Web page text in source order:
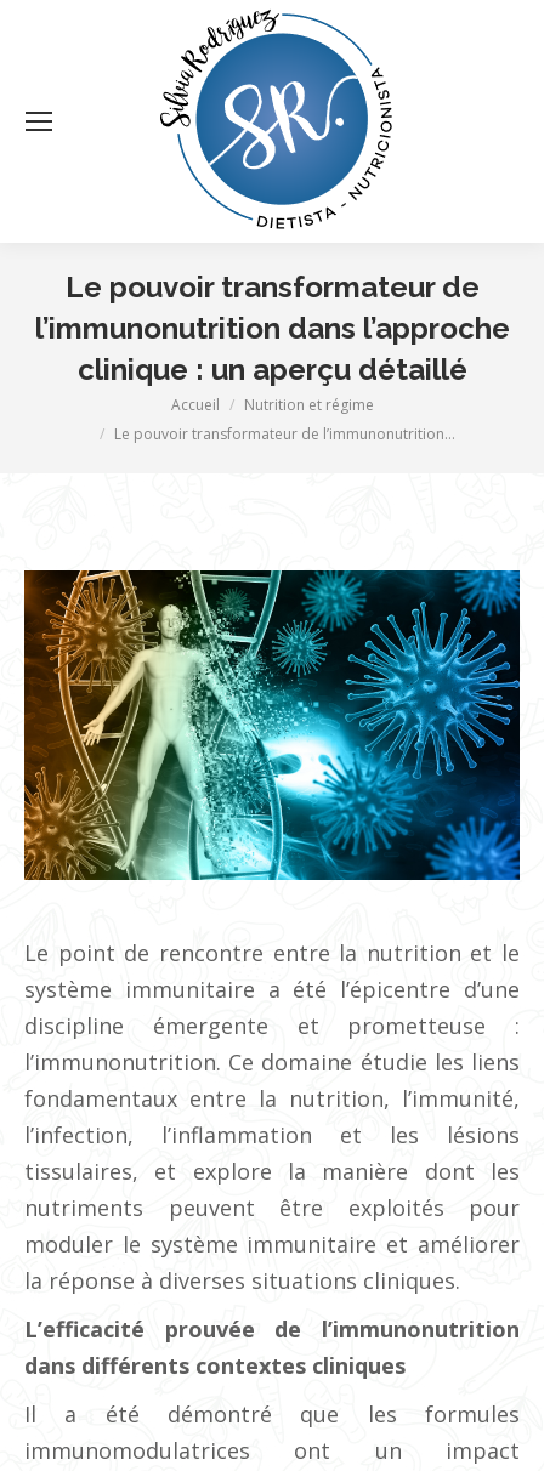
Le pouvoir transformateur de
l’immunonutrition dans l’approche
clinique : un aperçu détaillé
Accueil
Nutrition et régime
Le pouvoir transformateur de l’immunonutrition…
Le point de rencontre entre la nutrition et le
système immunitaire a été l’épicentre d’une
discipline émergente et prometteuse :
l’immunonutrition. Ce domaine étudie les liens
fondamentaux entre la nutrition, l’immunité,
l’infection, l’inflammation et les lésions
tissulaires, et explore la manière dont les
nutriments peuvent être exploités pour
moduler le système immunitaire et améliorer
la réponse à diverses situations cliniques.
L’efficacité prouvée de l’immunonutrition
dans différents contextes cliniques
Il a été démontré que les formules
immunomodulatrices ont un impact